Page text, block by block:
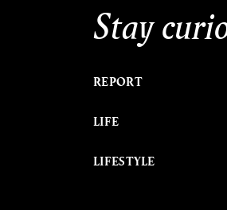
Stay
REPORT
LIFE
LIFESTYLE